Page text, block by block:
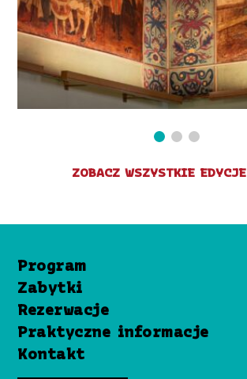
ZOBACZ WSZYSTKIE EDYCJE
Program
Zabytki
Rezerwacje
Praktyczne informacje
Kontakt